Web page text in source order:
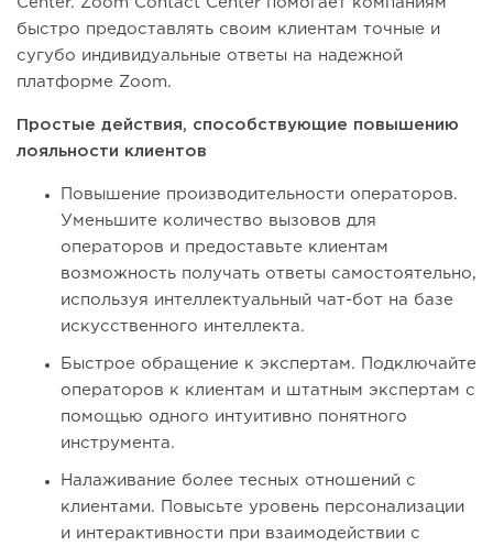
Center. Zoom Contact Center помогает компаниям
быстро предоставлять своим клиентам точные и
сугубо индивидуальные ответы на надежной
платформе Zoom.
Простые действия, способствующие повышению
лояльности клиентов
Повышение производительности операторов.
Уменьшите количество вызовов для
операторов и предоставьте клиентам
возможность получать ответы самостоятельно,
используя интеллектуальный чат-бот на базе
искусственного интеллекта.
Быстрое обращение к экспертам. Подключайте
операторов к клиентам и штатным экспертам с
помощью одного интуитивно понятного
инструмента.
Налаживание более тесных отношений с
клиентами. Повысьте уровень персонализации
и интерактивности при взаимодействии с